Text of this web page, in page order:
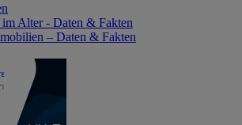
im Alter - Daten & Fakten
– Daten & Fakten